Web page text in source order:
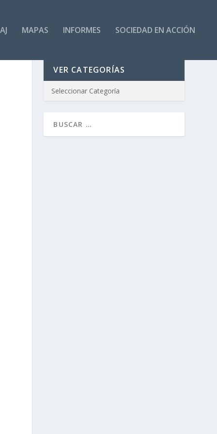
MAPAS INFORMES SOCIEDAD EN ACCIÓN
VER CATEGORÍAS